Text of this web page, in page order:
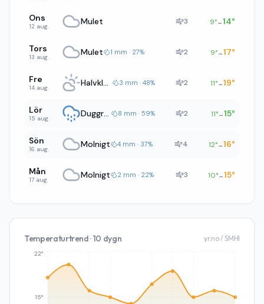
Ons
12 aug. Mulet 3 9°→14°
Tors
13 aug. Mulet 1 mm · 27% 2 9°→17°
Fre
14 aug. Halvklart 3 mm · 48% 2 11°→19°
Lör
15 aug. Duggregn 8 mm · 59% 2 11°→15°
Sön
16 aug. Molnigt 4 mm · 37% 4 12°→16°
Mån
17 aug. Molnigt 2 mm · 22% 3 10°→15°
Temperaturtrend · 10 dygn yr.no / SMHI
15°
22°